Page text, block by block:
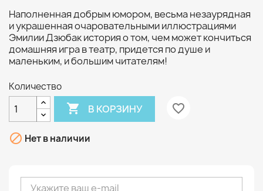
Наполненная добрым юмором, весьма незаурядная
и украшенная очаровательными иллюстрациями
Эмилии Дзюбак история о том, чем может кончиться
домашняя игра в театр, придется по душе и
маленьким, и большим читателям!
Количество
 В КОРЗИНУ favorite_border
 Нет в наличии